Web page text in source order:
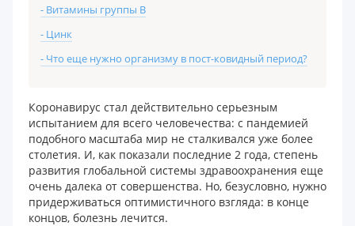
- Витамины группы В
- Цинк
- Что еще нужно организму в пост-ковидный период?
Коронавирус стал действительно серьезным
испытанием для всего человечества: с пандемией
подобного масштаба мир не сталкивался уже более
столетия. И, как показали последние 2 года, степень
развития глобальной системы здравоохранения еще
очень далека от совершенства. Но, безусловно, нужно
придерживаться оптимистичного взгляда: в конце
концов, болезнь лечится.